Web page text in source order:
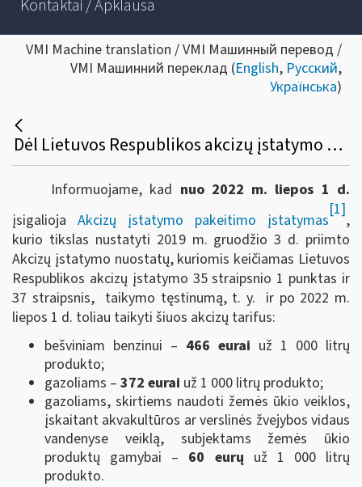
Kontaktai / Apklausa
VMI Machine translation / VMI Машинный перевод /
VMI Машинний переклад (English, Русский,
Українська)
Dėl Lietuvos Respublikos akcizų įstatymo pakeitimo nuo 2022 m. liepos 1 d.
Informuojame, kad nuo 2022 m. liepos 1 d.
įsigalioja Akcizų įstatymo pakeitimo įstatymas
[1]
,
kurio tikslas nustatyti 2019 m. gruodžio 3 d. priimto
Akcizų įstatymo nuostatų, kuriomis keičiamas Lietuvos
Respublikos akcizų įstatymo 35 straipsnio 1 punktas ir
37 straipsnis, taikymo tęstinumą, t. y. ir po 2022 m.
liepos 1 d. toliau taikyti šiuos akcizų tarifus:
bešviniam benzinui – 466 eurai už 1 000 litrų
produkto;
gazoliams – 372 eurai už 1 000 litrų produkto;
gazoliams, skirtiems naudoti žemės ūkio veiklos,
įskaitant akvakultūros ar verslinės žvejybos vidaus
vandenyse veiklą, subjektams žemės ūkio
produktų gamybai – 60 eurų už 1 000 litrų
produkto.